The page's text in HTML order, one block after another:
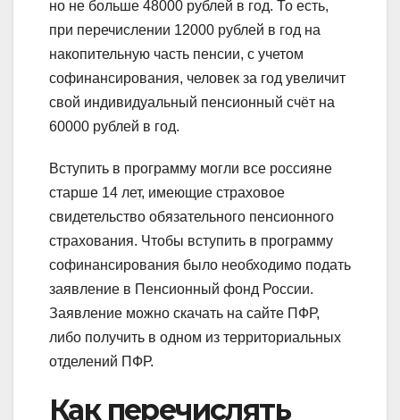
но не больше 48000 рублей в год. То есть,
при перечислении 12000 рублей в год на
накопительную часть пенсии, с учетом
софинансирования, человек за год увеличит
свой индивидуальный пенсионный счёт на
60000 рублей в год.
Вступить в программу могли все россияне
старше 14 лет, имеющие страховое
свидетельство обязательного пенсионного
страхования. Чтобы вступить в программу
софинансирования было необходимо подать
заявление в Пенсионный фонд России.
Заявление можно скачать на сайте ПФР,
либо получить в одном из территориальных
отделений ПФР.
Как перечислять